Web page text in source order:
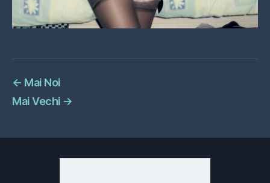
← Mai Noi
Mai Vechi →